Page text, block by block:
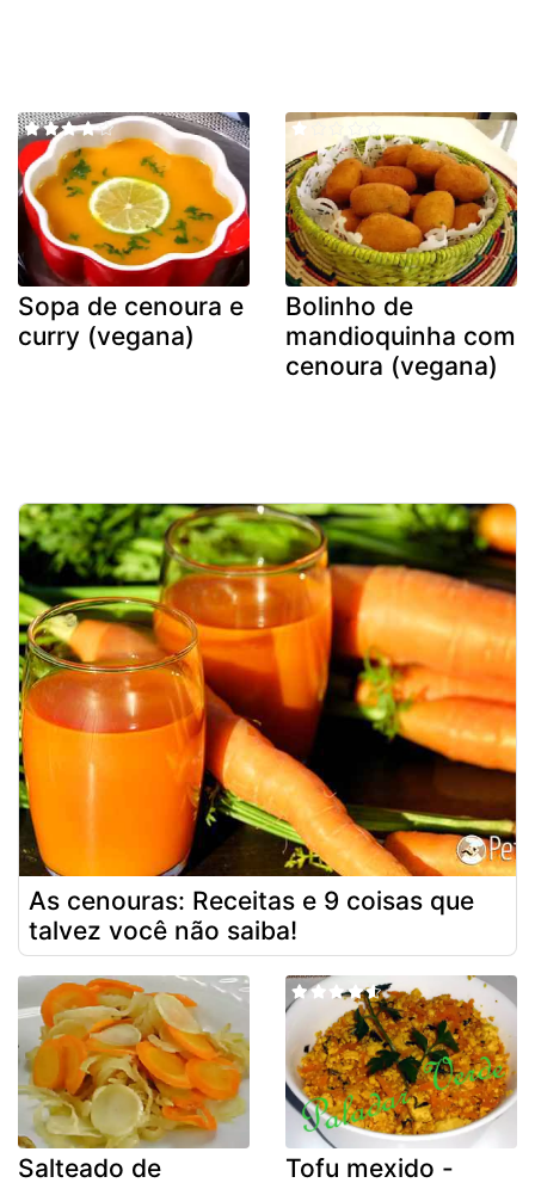
Sopa de cenoura e
curry (vegana)
Bolinho de
mandioquinha com
cenoura (vegana)
As cenouras: Receitas e 9 coisas que
talvez você não saiba!
Salteado de
Tofu mexido -